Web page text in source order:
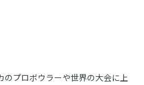
のプロボウラーや世界の大会に上